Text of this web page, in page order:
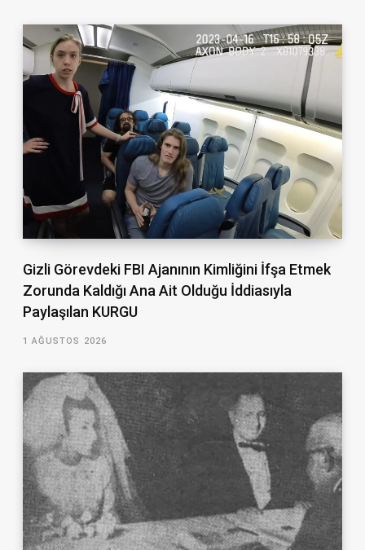
Gizli Görevdeki FBI Ajanının Kimliğini İfşa Etmek
Zorunda Kaldığı Ana Ait Olduğu İddiasıyla
Paylaşılan KURGU
1 AĞUSTOS 2026